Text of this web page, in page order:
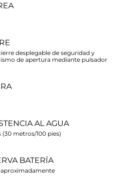
desplegable de seguridad y
de apertura mediante pulsador
AL AGUA
(30 metros/100 pies)
BATERÍA
aproximadamente